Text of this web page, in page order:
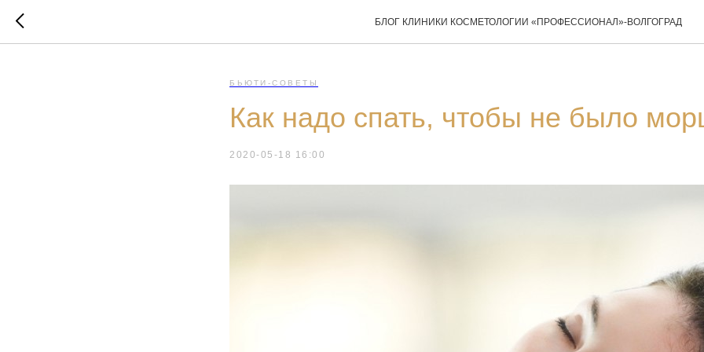
БЛОГ КЛИНИКИ КОСМЕТОЛОГИИ «ПРОФЕССИОНАЛ»-ВОЛГОГРАД
БЬЮТИ-СОВЕТЫ
Как надо спать, чтобы не было
2020-05-18 16:00